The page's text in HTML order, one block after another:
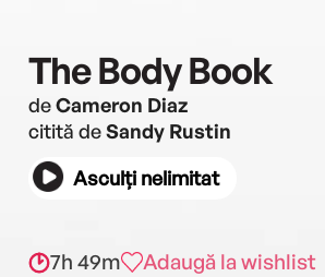
The Body Book
deCameron Diaz
citită deSandy Rustin
Asculți nelimitat
7h 49m Adaugă la wishlist